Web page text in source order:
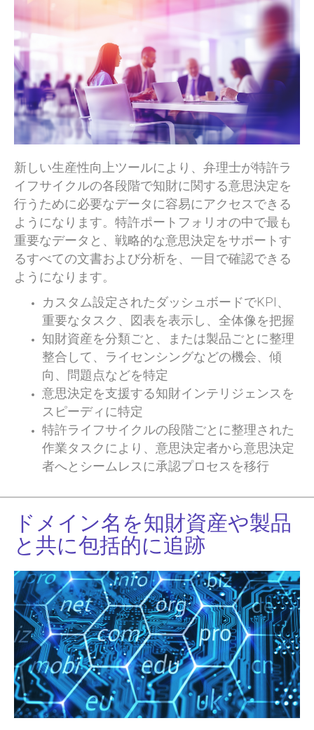
新しい生産性向上ツールにより、弁理士が特許ラ
イフサイクルの各段階で知財に関する意思決定を
行うために必要なデータに容易にアクセスできる
ようになります。特許ポートフォリオの中で最も
重要なデータと、戦略的な意思決定をサポートす
るすべての文書および分析を、一目で確認できる
ようになります。
カスタム設定されたダッシュボードでKPI、
重要なタスク、図表を表示し、全体像を把握
知財資産を分類ごと、または製品ごとに整理
整合して、ライセンシングなどの機会、傾
向、問題点などを特定
意思決定を支援する知財インテリジェンスを
スピーディに特定
特許ライフサイクルの段階ごとに整理された
作業タスクにより、意思決定者から意思決定
者へとシームレスに承認プロセスを移行
ドメイン名を知財資産や製品
と共に包括的に追跡